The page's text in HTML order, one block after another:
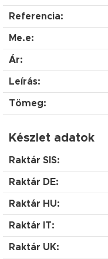
Referencia:
Me.e:
Ár:
Leírás:
Tömeg:
Készlet adatok
Raktár SIS:
Raktár DE:
Raktár HU:
Raktár IT:
Raktár UK: